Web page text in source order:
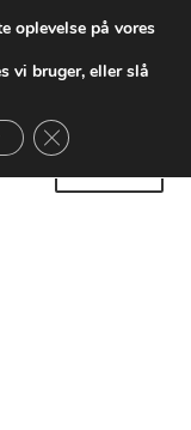
kr.
forsendelse
oplevelse på vores
vi bruger, eller slå
Close GDPR